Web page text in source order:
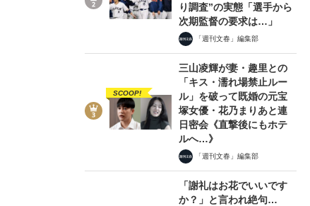
り調査”の実態「選手から
次期監督の要求は…」
「週刊文春」編集部
SCOOP!
三山凌輝が妻・趣里との
「キス・濡れ場禁止ルー
ル」を破って既婚の元宝
塚女優・花乃まりあと連
日密会《直撃後にもホテ
ルへ…》
「週刊文春」編集部
「謝礼はお花でいいです
か？」と言われ絶句…